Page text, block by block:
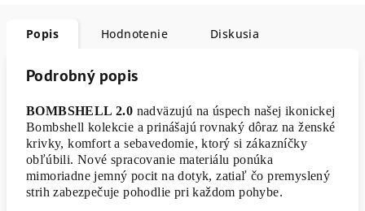
Popis Hodnotenie Diskusia
Podrobný popis
BOMBSHELL 2.0 nadväzujú na úspech našej ikonickej
Bombshell kolekcie a prinášajú rovnaký dôraz na ženské
krivky, komfort a sebavedomie, ktorý si zákazníčky
obľúbili. Nové spracovanie materiálu ponúka
mimoriadne jemný pocit na dotyk, zatiaľ čo premyslený
strih zabezpečuje pohodlie pri každom pohybe.